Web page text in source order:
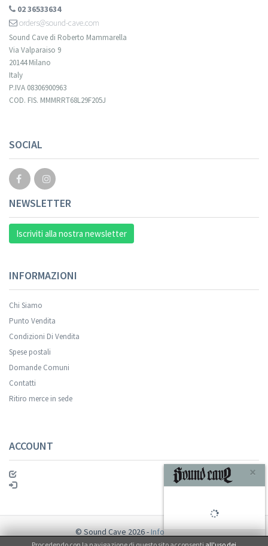
02 36533634
orders@sound-cave.com
Sound Cave di Roberto Mammarella
Via Valparaiso 9
20144 Milano
Italy
P.IVA 08306900963
COD. FIS. MMMRRT68L29F205J
SOCIAL
NEWSLETTER
Iscriviti alla nostra newsletter
INFORMAZIONI
Chi Siamo
Punto Vendita
Condizioni Di Vendita
Spese postali
Domande Comuni
Contatti
Ritiro merce in sede
ACCOUNT
© Sound Cave 2026 -Info privacy
×